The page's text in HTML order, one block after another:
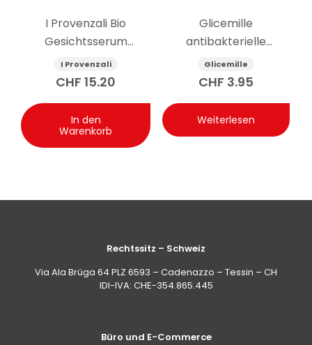
I Provenzali Bio
Gesichtsserum
multiaktiv Rosa
Mosqueta 30 ml
I Provenzali
CHF 15.20
In den
Warenkorb
Glicemille
antibakterielle
feuchtigkeitsspendende
Handcreme mit
Glicemille
CHF 3.95
Weiterlesen
Rechtssitz – Schweiz
Via Ala Brüga 64 PLZ 6593 – Cadenazzo – Tessin – CH
IDI-IVA: CHE-354.865.445
Büro und E-Commerce